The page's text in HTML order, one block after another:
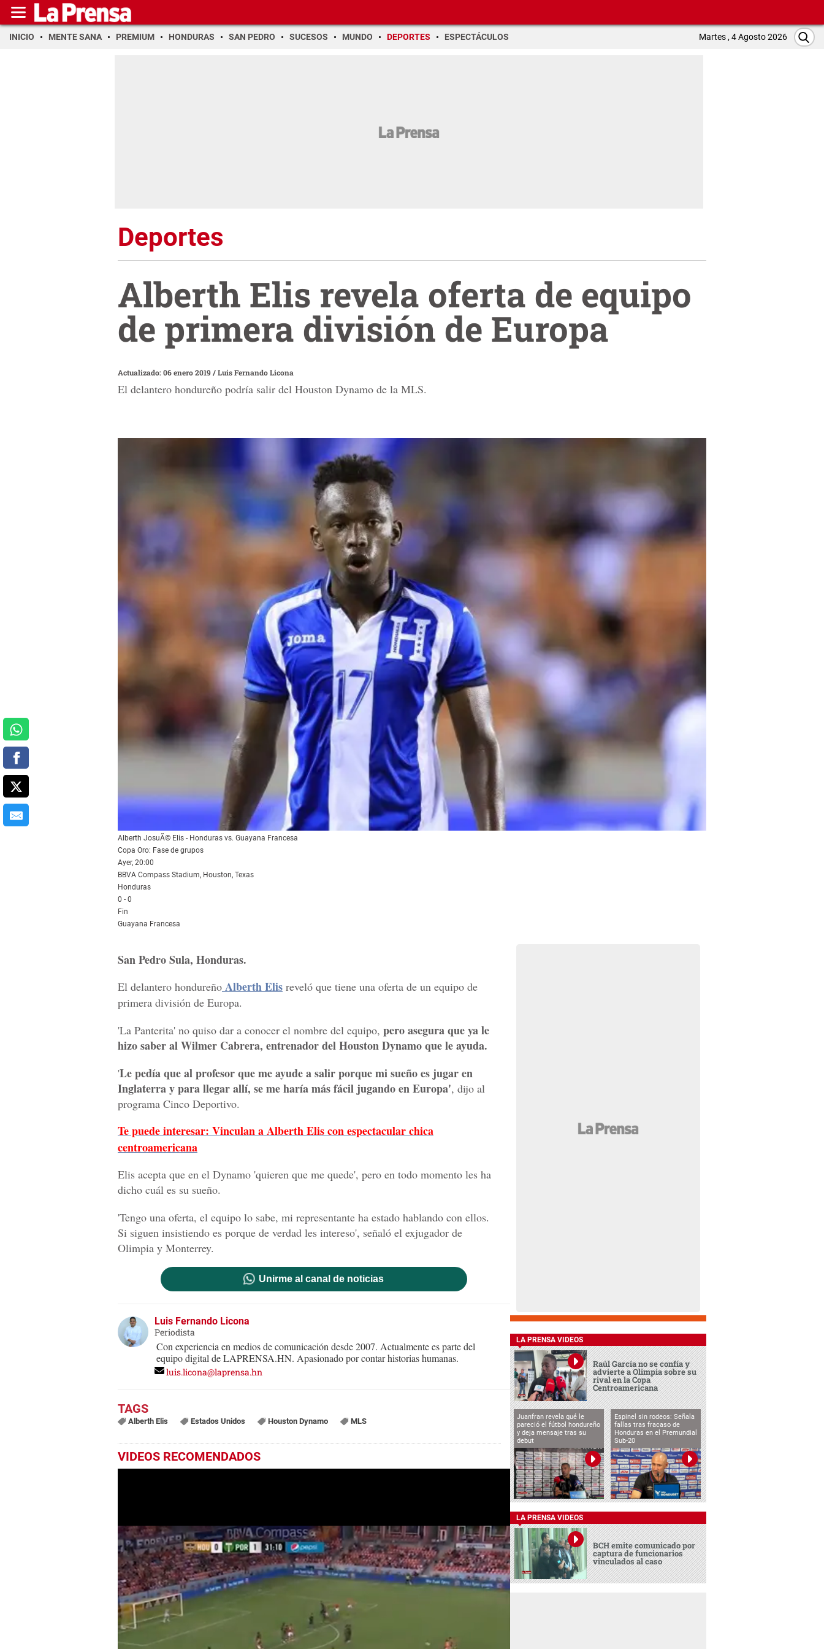
INICIO MENTE SANA PREMIUM HONDURAS SAN PEDRO SUCESOS MUNDO DEPORTES ESPECTÁCULOS Martes , 4 Agosto 2026
Deportes
Alberth Elis revela oferta de equipo
de primera división de Europa
Actualizado: 06 enero 2019/Luis Fernando Licona
El delantero hondureño podría salir del Houston Dynamo de la MLS.
Alberth JosuÃ© Elis - Honduras vs. Guayana Francesa
Copa Oro: Fase de grupos
Ayer, 20:00
BBVA Compass Stadium, Houston, Texas
Honduras
0 - 0
Fin
Guayana Francesa
San Pedro Sula, Honduras.
El delantero hondureño Alberth Elis reveló que tiene una oferta de un equipo de
primera división de Europa.
'La Panterita' no quiso dar a conocer el nombre del equipo, pero asegura que ya le
hizo saber al Wilmer Cabrera, entrenador del Houston Dynamo que le ayuda.
'Le pedía que al profesor que me ayude a salir porque mi sueño es jugar en
Inglaterra y para llegar allí, se me haría más fácil jugando en Europa', dijo al
programa Cinco Deportivo.
Te puede interesar: Vinculan a Alberth Elis con espectacular chica
centroamericana
Elis acepta que en el Dynamo 'quieren que me quede', pero en todo momento les ha
dicho cuál es su sueño.
'Tengo una oferta, el equipo lo sabe, mi representante ha estado hablando con ellos.
Si siguen insistiendo es porque de verdad les intereso', señaló el exjugador de
Olimpia y Monterrey.
Unirme al canal de noticias
Luis Fernando Licona
Periodista
Con experiencia en medios de comunicación desde 2007. Actualmente es parte del
equipo digital de LAPRENSA.HN. Apasionado por contar historias humanas.
luis.licona@laprensa.hn
Alberth Elis Estados Unidos Houston Dynamo MLS
VIDEOS RECOMENDADOS
LA PRENSA VIDEOS
Raúl García no se confía y
advierte a Olimpia sobre su
rival en la Copa
Centroamericana
Juanfran revela qué le
pareció el fútbol hondureño
y deja mensaje tras su
debut
Espinel sin rodeos: Señala
fallas tras fracaso de
Honduras en el Premundial
Sub-20
LA PRENSA VIDEOS
BCH emite comunicado por
captura de funcionarios
vinculados al caso